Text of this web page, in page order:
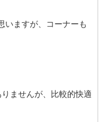
いますが、コーナーも
ませんが、比較的快適